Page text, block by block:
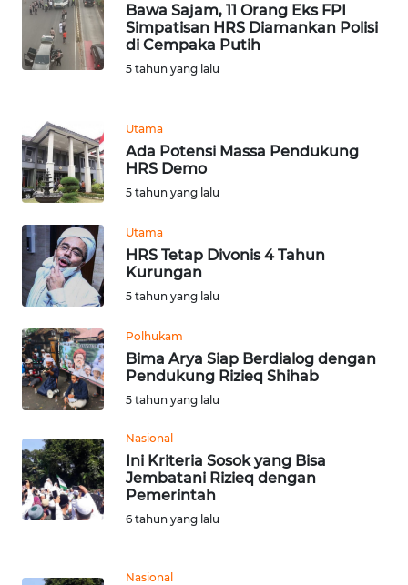
Bawa Sajam, 11 Orang Eks FPI
Simpatisan HRS Diamankan Polisi
di Cempaka Putih
5 tahun yang lalu
Utama
Ada Potensi Massa Pendukung
HRS Demo
5 tahun yang lalu
Utama
HRS Tetap Divonis 4 Tahun
Kurungan
5 tahun yang lalu
Polhukam
Bima Arya Siap Berdialog dengan
Pendukung Rizieq Shihab
5 tahun yang lalu
Nasional
Ini Kriteria Sosok yang Bisa
Jembatani Rizieq dengan
Pemerintah
6 tahun yang lalu
Nasional
WN
LANGKAT
WN
TANJUNG
LESUNG
WN
KARO
SIMALUNGUN
WN
LABUHANBATU
WN
TAPANULI
TENGAH